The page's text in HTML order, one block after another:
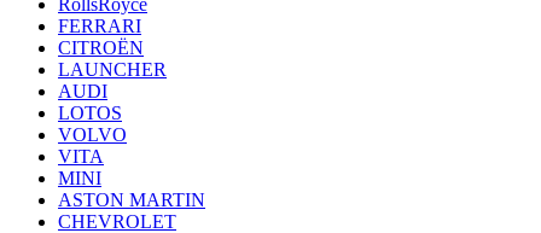
FERRARI
CITROËN
LAUNCHER
AUDI
LOTOS
VOLVO
VITA
MINI
ASTON MARTIN
CHEVROLET